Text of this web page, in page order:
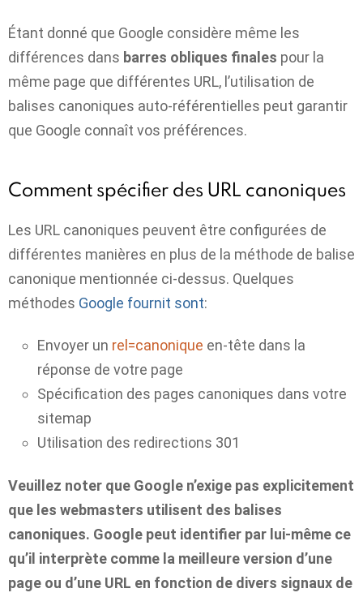
Étant donné que Google considère même les
différences dans barres obliques finales pour la
même page que différentes URL, l’utilisation de
balises canoniques auto-référentielles peut garantir
que Google connaît vos préférences.
Comment spécifier des URL canoniques
Les URL canoniques peuvent être configurées de
différentes manières en plus de la méthode de balise
canonique mentionnée ci-dessus. Quelques
méthodes Google fournit sont:
Envoyer un rel=canonique en-tête dans la
réponse de votre page
Spécification des pages canoniques dans votre
sitemap
Utilisation des redirections 301
Veuillez noter que Google n’exige pas explicitement
que les webmasters utilisent des balises
canoniques. Google peut identifier par lui-même ce
qu’il interprète comme la meilleure version d’une
page ou d’une URL en fonction de divers signaux de